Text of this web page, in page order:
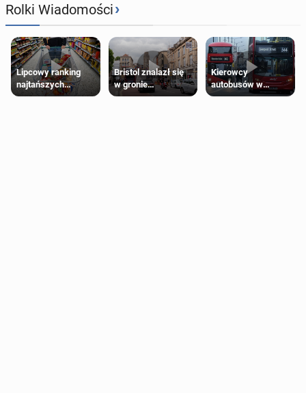
Rolki Wiadomości›
Lipcowy ranking
najtańszych
supermarketów
Bristol znalazł się
w gronie
najlepszych
Kierowcy
autobusów w
Londynie